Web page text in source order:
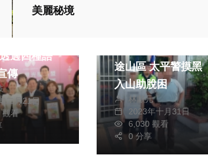
美麗秘境
旅遊
際遊客做準
傳
二月21日
觀看
途山區 太平警摸黑
入山助脫困
林獻元
2023年十月31日
6,030 觀看
0 分享
政治